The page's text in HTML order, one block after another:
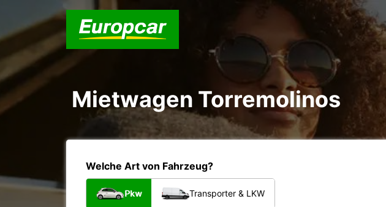
Mietwagen Torremolinos
Welche Art von Fahrzeug?
Pkw Transporter & LKW